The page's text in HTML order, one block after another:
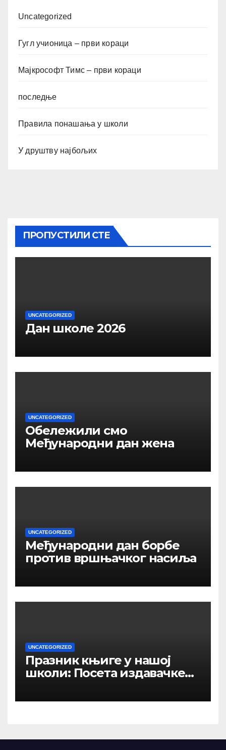
Uncategorized
Гугл учионица – први кораци
Мајкрософт Тимс – први кораци
последње
Правила понашања у школи
У друштву најбољих
ПРОПУСТИЛИ СТЕ
UNCATEGORIZED
Дан школе 2026
UNCATEGORIZED
Обележили смо
Међународни дан жена
UNCATEGORIZED
Међународни дан борбе
против вршњачког насиља
UNCATEGORIZED
Празник књиге у нашој
школи: Посета издавачке
Јединство“